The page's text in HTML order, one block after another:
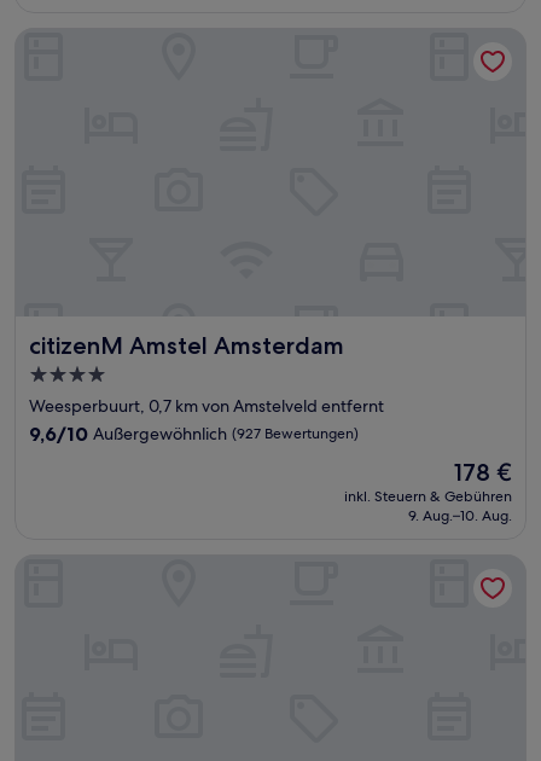
citizenM Amstel Amsterdam
citizenM Amstel Amsterdam
4.0-
Sterne-
Unterkunft
Weesperbuurt, 0,7 km von Amstelveld entfernt
9.6
9,6/10 Außergewöhnlich (927 Bewertungen)
Der
Preis
beträgt
178 €
inkl. Steuern & Gebühren
9. Aug.–10. Aug.
Apollo Hotel Amsterdam, a Tribute Portfolio Hotel